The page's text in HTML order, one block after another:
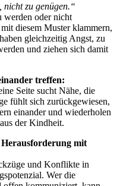
nicht zu genügen.“
werden oder nicht
diesem Muster klammern,
gleichzeitig Angst, zu
und ziehen sich damit
treffen:
Seite sucht Nähe, die
fühlt sich zurückgewiesen,
einander und wiederholen
der Kindheit.
mit
und Konflikte in
Wer die